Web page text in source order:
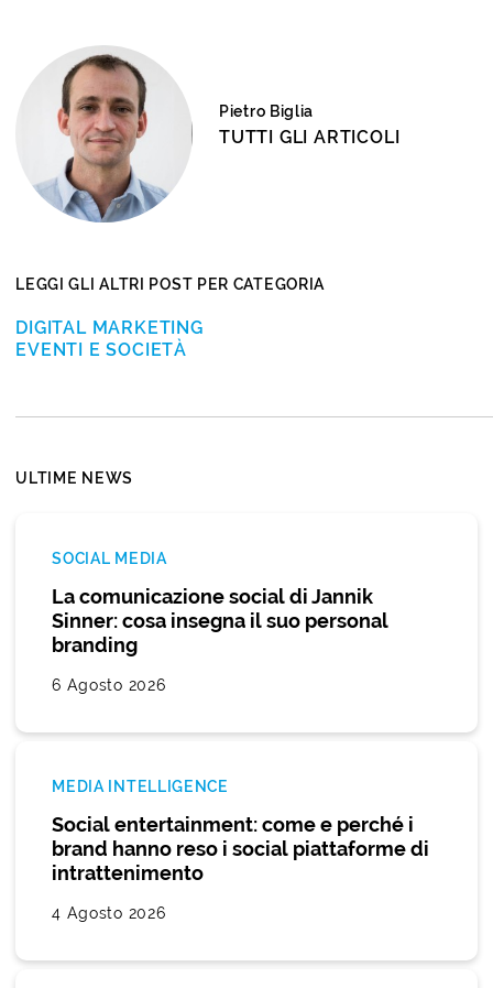
Pietro Biglia
TUTTI GLI ARTICOLI
LEGGI GLI ALTRI POST PER CATEGORIA
DIGITAL MARKETING
EVENTI E SOCIETÀ
ULTIME NEWS
SOCIAL MEDIA
La comunicazione social di Jannik
Sinner: cosa insegna il suo personal
branding
6 Agosto 2026
MEDIA INTELLIGENCE
Social entertainment: come e perché i
brand hanno reso i social piattaforme di
intrattenimento
4 Agosto 2026